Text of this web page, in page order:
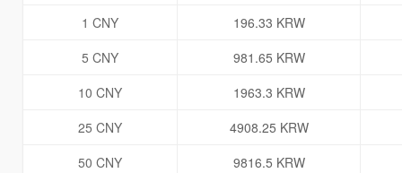
1 CNY
196.33 KRW
5 CNY
981.65 KRW
10 CNY
1963.3 KRW
25 CNY
4908.25 KRW
50 CNY
9816.5 KRW